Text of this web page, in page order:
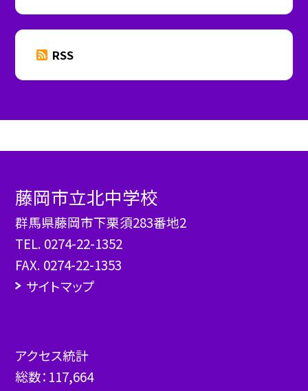
RSS
藤岡市立北中学校
群馬県藤岡市下栗須283番地2
TEL. 0274-22-1352
FAX. 0274-22-1353
サイトマップ
アクセス統計
総数： 117,664